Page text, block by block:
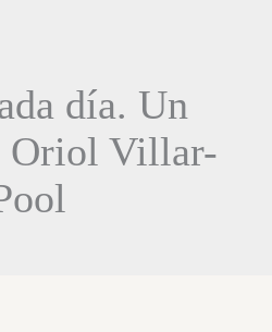
día. Un
Oriol Villar-